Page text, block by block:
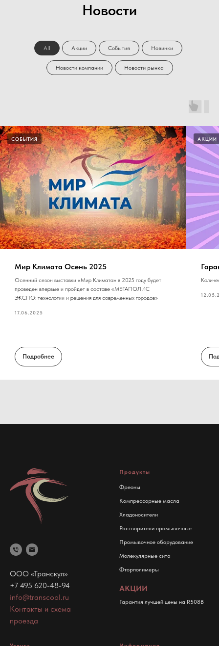
Новости
All Акции События Новинки
Новости компании Новости рынка
СОБЫТИЯ
Мир Климата Осень 2025
Осенний сезон выставки «Мир Климата» в 2025 году будет
проведен впервые и пройдет в составе «МЕГАПОЛИС
ЭКСПО: технологии и решения для современных городов»
17.06.2025
Подробнее
АКЦИИ
ООО «Транскул»
+7 495 620-48-94
info@transcool.ru
Контакты и схема
проезда
Продукты
Фреоны
Компрессорные масла
Хладоносители
Растворители промывочные
Промывочное оборудование
Молекулярные сита
Фторполимеры
АКЦИИ
Гарантия лучшей цены на R508B